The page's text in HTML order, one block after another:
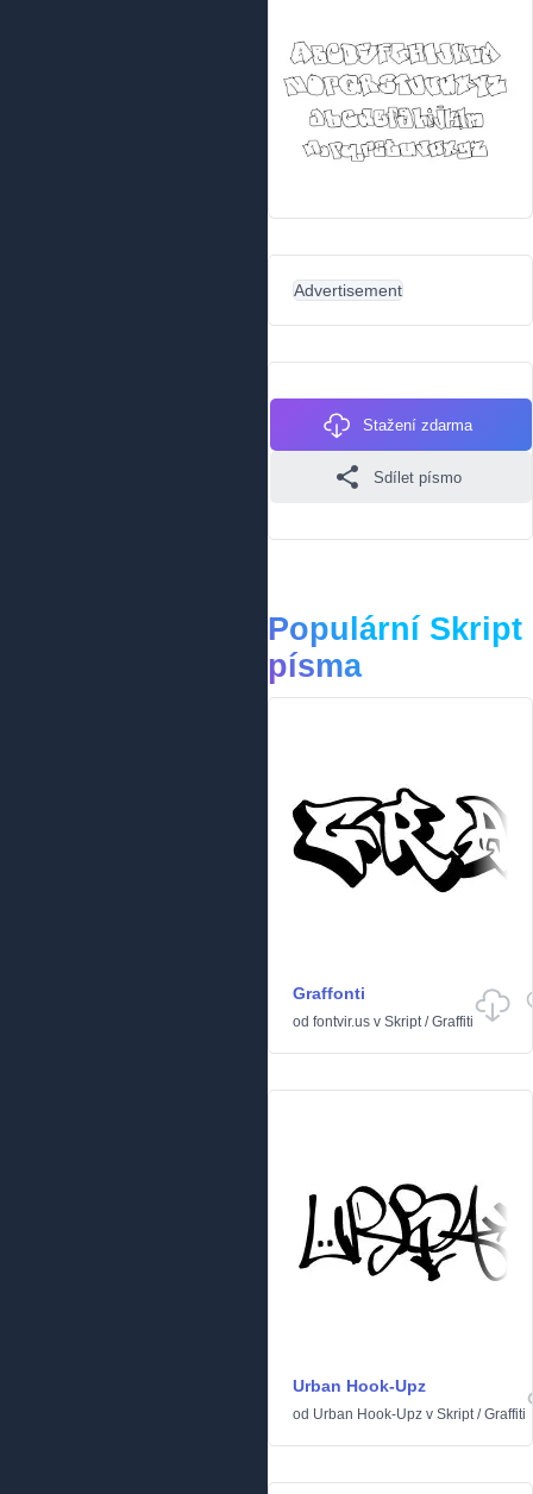
Advertisement
Stažení zdarma
Sdílet písmo
Populární Skript
písma
Graffonti
od fontvir.us v Skript/Graffiti
Urban Hook-Upz
od Urban Hook-Upz v Skript/Graffiti